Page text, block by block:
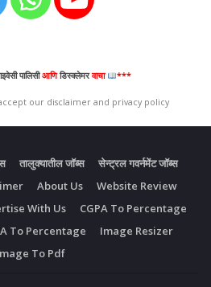
पालिसीआणिडिस्क्लेमर वाचा ***
our disclaimer and privacy policy
तालुक्यातील जॉब्स
सेन्ट्रल गवर्नमेंट जॉब्स
About Us
Website Review
With Us
CGPA To Percentage
To Percentage
Image Resizer
To Pdf